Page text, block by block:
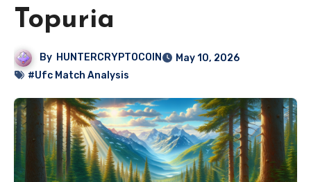
Topuria
By HUNTERCRYPTOCOIN
May 10, 2026
#Ufc Match Analysis